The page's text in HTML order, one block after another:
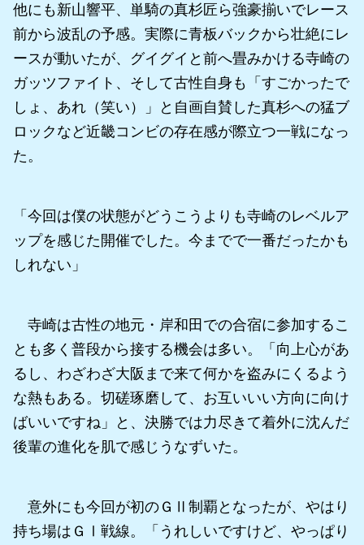
他にも新山響平、単騎の真杉匠ら強豪揃いでレース
前から波乱の予感。実際に青板バックから壮絶にレ
ースが動いたが、グイグイと前へ畳みかける寺崎の
ガッツファイト、そして古性自身も「すごかったで
しょ、あれ（笑い）」と自画自賛した真杉への猛ブ
ロックなど近畿コンビの存在感が際立つ一戦になっ
た。
「今回は僕の状態がどうこうよりも寺崎のレベルア
ップを感じた開催でした。今までで一番だったかも
しれない」
寺崎は古性の地元・岸和田での合宿に参加するこ
とも多く普段から接する機会は多い。「向上心があ
るし、わざわざ大阪まで来て何かを盗みにくるよう
な熱もある。切磋琢磨して、お互いいい方向に向け
ばいいですね」と、決勝では力尽きて着外に沈んだ
後輩の進化を肌で感じうなずいた。
意外にも今回が初のＧⅡ制覇となったが、やはり
持ち場はＧⅠ戦線。「うれしいですけど、やっぱり